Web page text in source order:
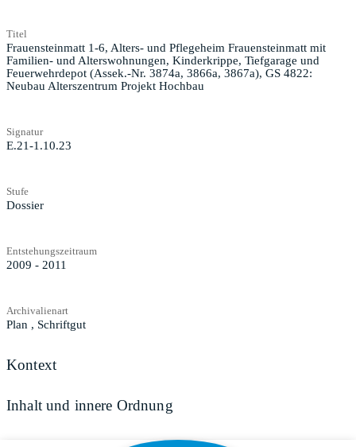
Titel
Frauensteinmatt 1-6, Alters- und Pflegeheim Frauensteinmatt mit
Familien- und Alterswohnungen, Kinderkrippe, Tiefgarage und
Feuerwehrdepot (Assek.-Nr. 3874a, 3866a, 3867a), GS 4822:
Neubau Alterszentrum Projekt Hochbau
Signatur
E.21-1.10.23
Stufe
Dossier
Entstehungszeitraum
2009 - 2011
Archivalienart
Plan , Schriftgut
Kontext
Inhalt und innere Ordnung